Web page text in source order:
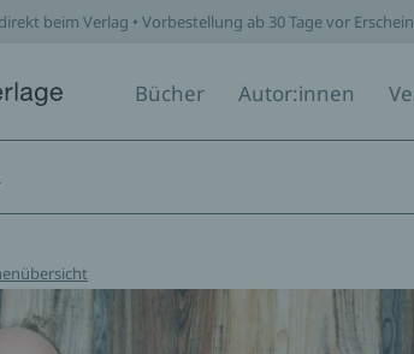
beim Verlag • Vorbestellung ab 30 Tage vor
Bücher Autor:innen